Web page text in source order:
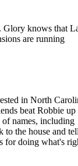
Glory knows that
are running
in North
beat Robbie up
names, including
to the house and
for doing what's